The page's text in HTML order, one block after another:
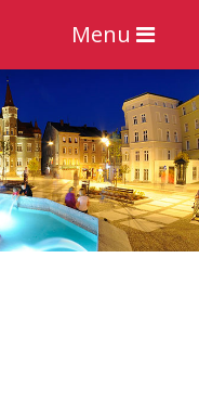
Toggle
navigation
Menu